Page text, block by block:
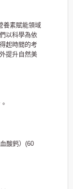
養素賦能領域
以科學為依
起時間的考
提升自然美
酸鈣）(60